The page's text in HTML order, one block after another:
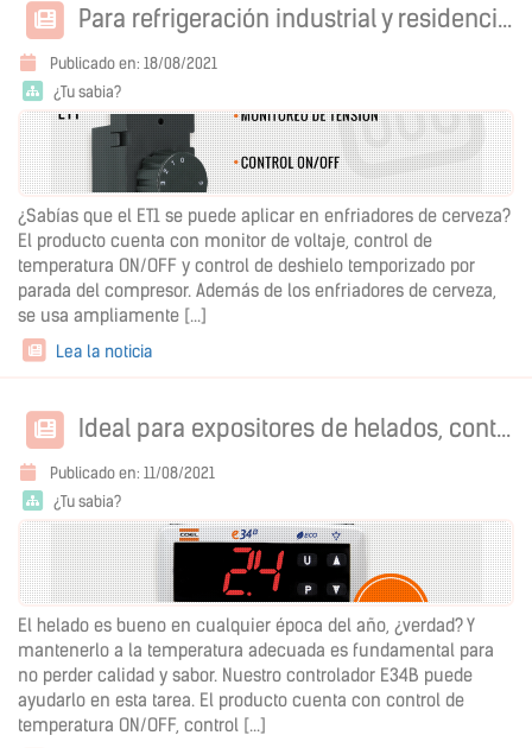
Para refrigeración industrial y residencial, controlador para refrigeración ET1
Publicado en: 18/08/2021
¿Tu sabia?
¿Sabías que el ET1 se puede aplicar en enfriadores de cerveza?
El producto cuenta con monitor de voltaje, control de
temperatura ON/OFF y control de deshielo temporizado por
parada del compresor. Además de los enfriadores de cerveza,
se usa ampliamente [...]
Lea la noticia
Ideal para expositores de helados, controlador para refrigeración E34B
Publicado en: 11/08/2021
¿Tu sabia?
El helado es bueno en cualquier época del año, ¿verdad? Y
mantenerlo a la temperatura adecuada es fundamental para
no perder calidad y sabor. Nuestro controlador E34B puede
ayudarlo en esta tarea. El producto cuenta con control de
temperatura ON/OFF, control [...]